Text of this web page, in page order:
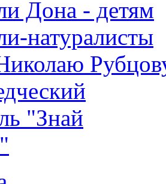
Дона - детям
натуралисты